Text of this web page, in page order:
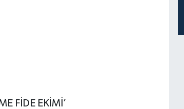
FİDE EKİMİ’